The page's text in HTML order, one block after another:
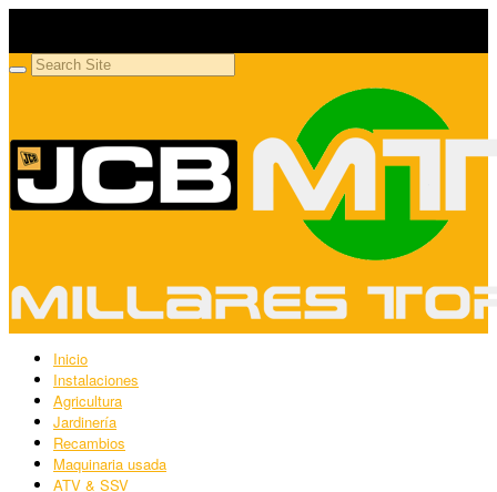
Inicio
Instalaciones
Agricultura
Jardinería
Recambios
Maquinaria usada
ATV & SSV